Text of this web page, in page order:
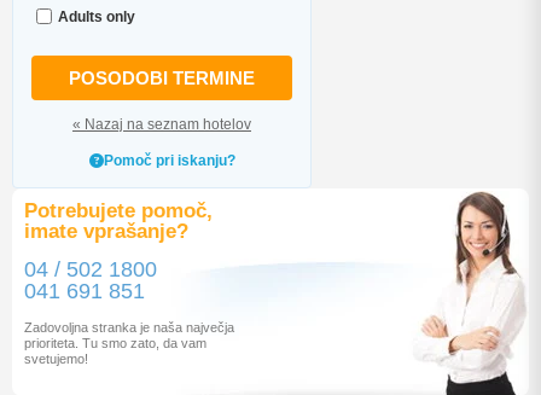
Adults only
POSODOBI TERMINE
« Nazaj na seznam hotelov
Pomoč pri iskanju?
Potrebujete pomoč,
imate vprašanje?
04 / 502 1800
041 691 851
Zadovoljna stranka je naša največja
prioriteta. Tu smo zato, da vam
svetujemo!